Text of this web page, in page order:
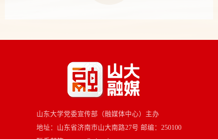
山东大学党委宣传部（融媒体中心）主办
地址：山东省济南市山大南路27号 邮编：250100